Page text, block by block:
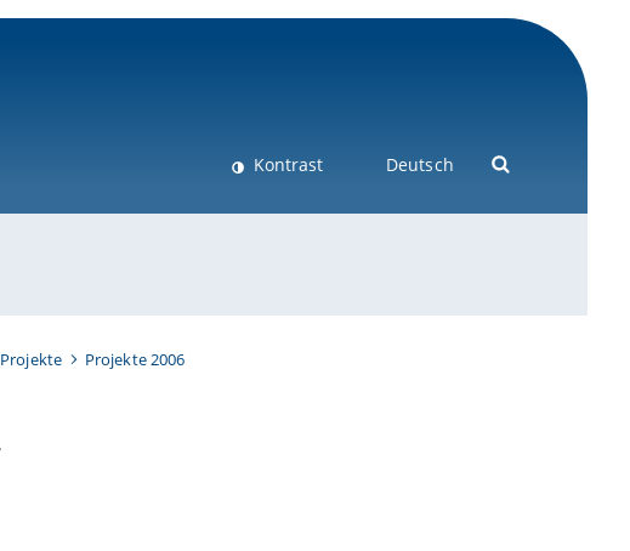
Kontrast Deutsch
Projekte
Projekte 2006